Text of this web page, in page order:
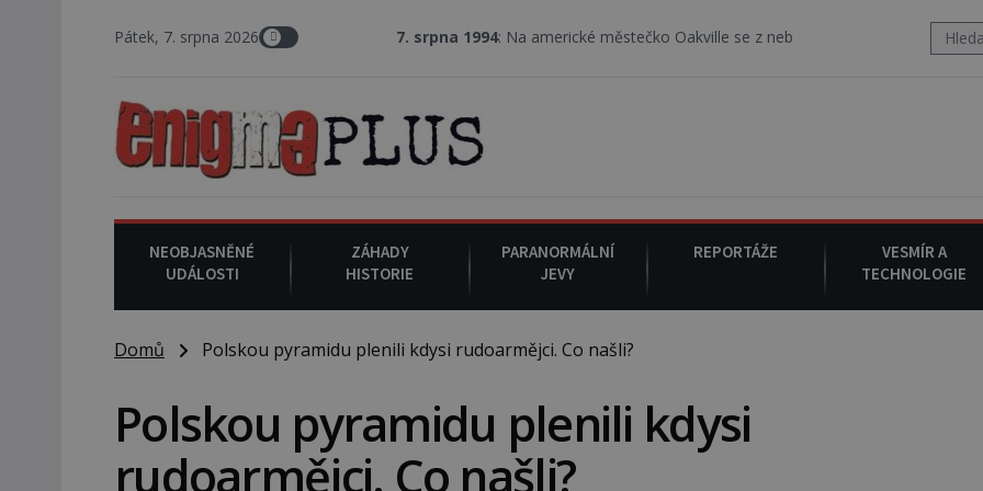
Pátek, 7. srpna 2026 7. srpna 1994 : Na americké městečko Oakville se z nebe snáší podivná rosolovitá látka
NEOBJASNĚNÉ
UDÁLOSTI
ZÁHADY
HISTORIE
PARANORMÁLNÍ
JEVY
REPORTÁŽE
VESMÍR A
TECHNOLOGIE
Domů Polskou pyramidu plenili kdysi rudoarmějci. Co našli?
Polskou pyramidu plenili kdysi
rudoarmějci. Co našli?